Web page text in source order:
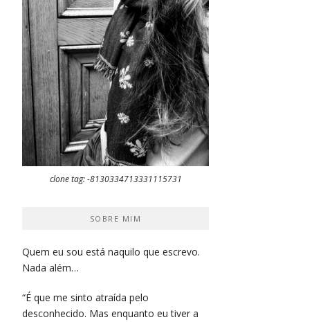
clone tag: -8130334713331115731
SOBRE MIM
Quem eu sou está naquilo que escrevo.
Nada além…
“É que me sinto atraída pelo
desconhecido. Mas enquanto eu tiver a